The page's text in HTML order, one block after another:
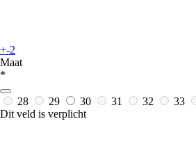
+-2
Maat
*
28 29 30 31 32 33
Dit veld is verplicht